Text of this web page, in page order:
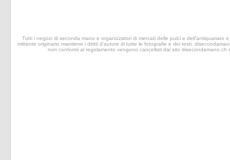
Tutti i negozi di seconda mano e organizzatori di mercati delle pulci e
mittente originario mantiene i diritti d'autore di tutte le fotografie e dei testi.
non conformi al regolamento vengono cancellati dal sito